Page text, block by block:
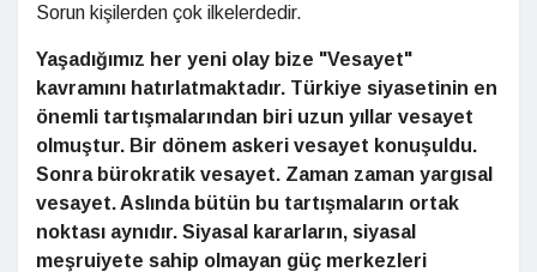
Sorun kişilerden çok ilkelerdedir.
Yaşadığımız her yeni olay bize "Vesayet"
kavramını hatırlatmaktadır. Türkiye siyasetinin en
önemli tartışmalarından biri uzun yıllar vesayet
olmuştur. Bir dönem askeri vesayet konuşuldu.
Sonra bürokratik vesayet. Zaman zaman yargısal
vesayet. Aslında bütün bu tartışmaların ortak
noktası aynıdır. Siyasal kararların, siyasal
meşruiyete sahip olmayan güç merkezleri